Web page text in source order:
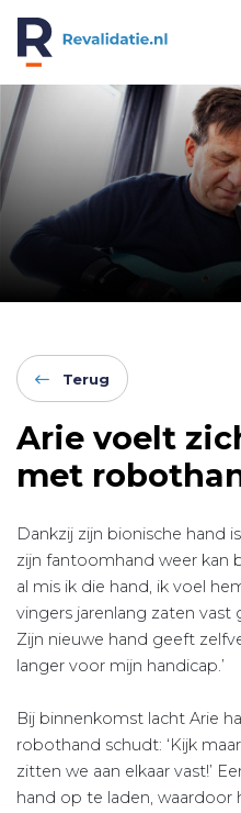
REVALIDATIE.NL
Terug
Arie voelt
met
Dankzij zijn bionische hand
zijn fantoomhand weer kan
al mis ik die hand, ik voel
vingers jarenlang zaten
Zijn nieuwe hand geeft
langer voor mijn handicap.’
Bij binnenkomst lacht Arie
robothand schudt: ‘Kijk
zitten we aan elkaar vast!’
hand op te laden, waardoor